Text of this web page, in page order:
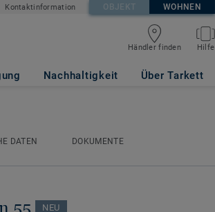
Kontaktinformation OBJEKT WOHNEN
Händler finden Hilfe
Nachhaltigkeit Über Tarkett
DATEN
DOKUMENTE
55 NEU